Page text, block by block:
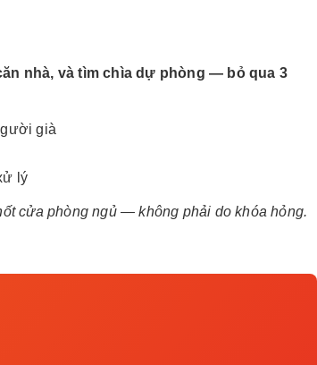
nhà, và tìm chìa dự phòng — bỏ qua 3
già
lý
cửa phòng ngủ — không phải do khóa hỏng.